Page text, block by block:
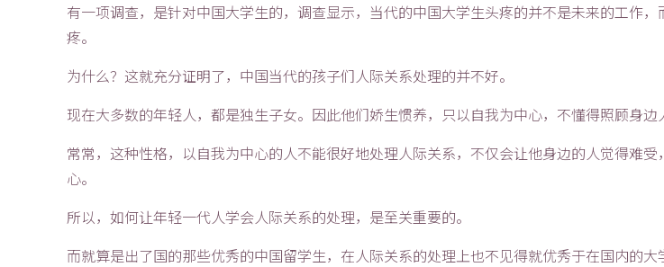
有一项调查，是针对中国大学生的，调查显示，当代的中国大学生头疼的并不是未来的工作
疼。
为什么？这就充分证明了，中国当代的孩子们人际关系处理的并不好。
现在大多数的年轻人，都是独生子女。因此他们娇生惯养，只以自我为中心，不懂得照顾身边
常常，这种性格，以自我为中心的人不能很好地处理人际关系，不仅会让他身边的人觉得难
心。
所以，如何让年轻一代人学会人际关系的处理，是至关重要的。
而就算是出了国的那些优秀的中国留学生，在人际关系的处理上也不见得就优秀于在国内的大